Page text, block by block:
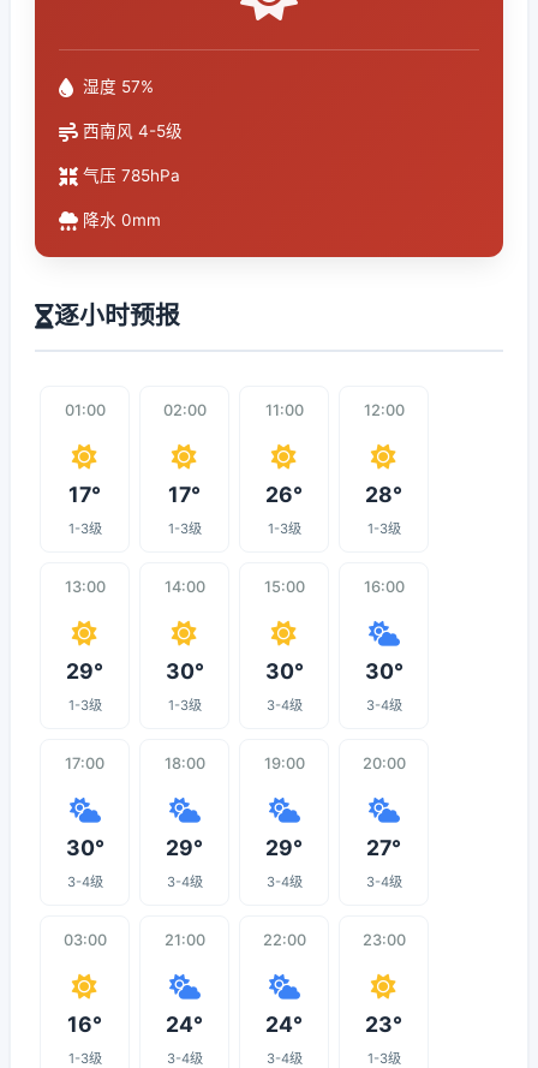
湿度 57%
西南风 4-5级
气压 785hPa
降水 0mm
逐小时预报
01:00
17°
1-3级
02:00
17°
1-3级
11:00
26°
1-3级
12:00
28°
1-3级
13:00
29°
1-3级
14:00
30°
1-3级
15:00
30°
3-4级
16:00
30°
3-4级
17:00
30°
3-4级
18:00
29°
3-4级
19:00
29°
3-4级
20:00
27°
3-4级
03:00
16°
1-3级
21:00
24°
3-4级
22:00
24°
3-4级
23:00
23°
1-3级